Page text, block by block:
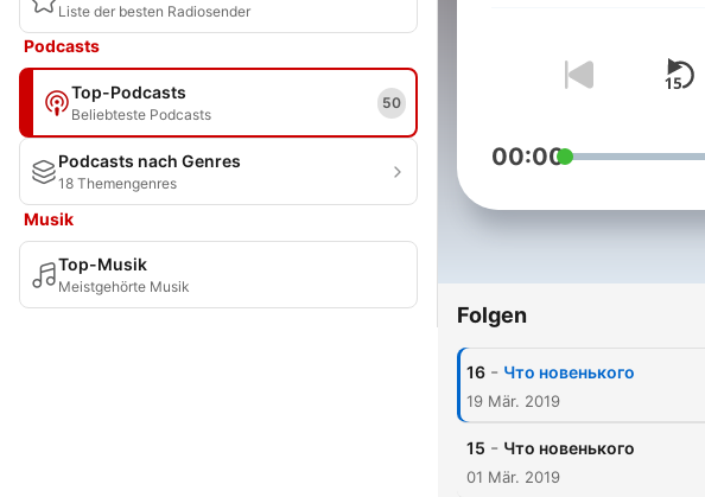
Liste der besten Radiosender
Podcasts
Top-Podcasts
Beliebteste Podcasts
50
Podcasts nach Genres
18 Themengenres
Musik
Top-Musik
Meistgehörte Musik
00:00
Folgen
16 - Что новенького
19 Mär. 2019
15 - Что новенького
01 Mär. 2019